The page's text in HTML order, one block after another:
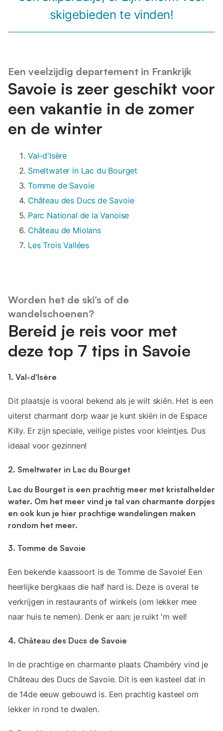
skigebieden te vinden!
Een veelzijdig departement in Frankrijk
Savoie is zeer geschikt voor
een vakantie in de zomer
en de winter
Val-d'Isère
Smeltwater in Lac du Bourget
Tomme de Savoie
Château des Ducs de Savoie
Parc National de la Vanoise
Château de Miolans
Les Trois Vallées
Worden het de ski’s of de
wandelschoenen?
Bereid je reis voor met
deze top 7 tips in Savoie
1. Val-d'Isère
Dit plaatsje is vooral bekend als je wilt skiën. Het is een
uiterst charmant dorp waar je kunt skiën in de Espace
Killy. Er zijn speciale, veilige pistes voor kleintjes. Dus
ideaal voor gezinnen!
2. Smeltwater in Lac du Bourget
Lac du Bourget is een prachtig meer met kristalhelder
water. Om het meer vind je tal van charmante dorpjes
en ook kun je hier prachtige wandelingen maken
rondom het meer.
3. Tomme de Savoie
Een bekende kaassoort is de Tomme de Savoie! Een
heerlijke bergkaas die half hard is. Deze is overal te
verkrijgen in restaurants of winkels (om lekker mee
naar huis te nemen). Denk er aan: je ruikt 'm wel!
4. Château des Ducs de Savoie
In de prachtige en charmante plaats Chambéry vind je
Château des Ducs de Savoie. Dit is een kasteel dat in
de 14de eeuw gebouwd is. Een prachtig kasteel om
lekker in rond te dwalen.